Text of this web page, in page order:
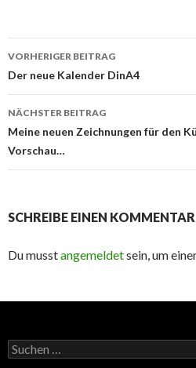
Beitrags-
Navigation
VORHERIGER BEITRAG
Der neue Kalender DinA4
NÄCHSTER BEITRAG
Meine neuen Zeichnungen für den
Vorschau…
SCHREIBE EINEN KOMMENTAR
Du musstangemeldetsein, um
Suchen
nach: